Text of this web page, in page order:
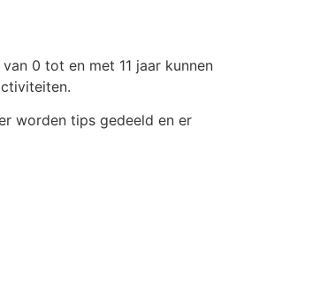
0 tot en met 11 jaar kunnen
worden tips gedeeld en er